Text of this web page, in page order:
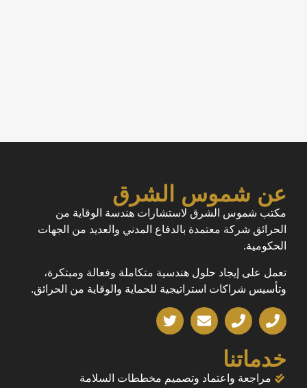
عن شموس الشرق
مكتب شموس الشرق لاستشارات هندسة الوقاية من
الحرائق شركة معتمدة بالدفاع المدني والعديد من الجهات
الحكومية.
تعمل على إيجاد حلول هندسية متكاملة وفعالة ومبتكرة،
وتأسيس شراكات استراتيجية للحماية والوقاية من الحرائق.
خدماتنا
مراجعة واعتماد وتصميم مخططات السلامة